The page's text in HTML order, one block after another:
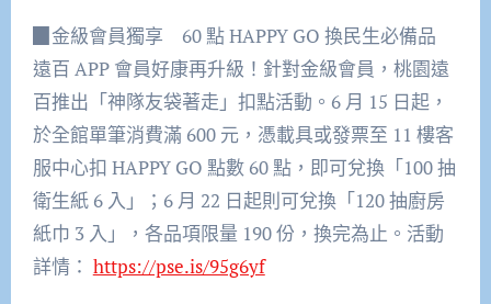
▉金級會員獨享 60 點 HAPPY GO 換民生必備品
遠百 APP 會員好康再升級！針對金級會員，桃園遠
百推出「神隊友袋著走」扣點活動。6 月 15 日起，
於全館單筆消費滿 600 元，憑載具或發票至 11 樓客
服中心扣 HAPPY GO 點數 60 點，即可兌換「100 抽
衛生紙 6 入」；6 月 22 日起則可兌換「120 抽廚房
紙巾 3 入」，各品項限量 190 份，換完為止。活動
詳情： https://pse.is/95g6yf